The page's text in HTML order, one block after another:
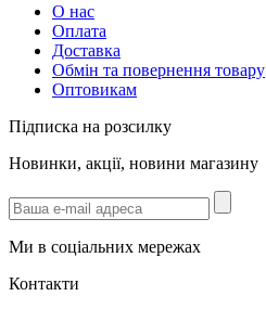
О нас
Оплата
Доставка
Обмін та повернення товару
Оптовикам
Підписка на розсилку
Новинки, акції, новини магазину
Ми в соціальних мережах
Контакти